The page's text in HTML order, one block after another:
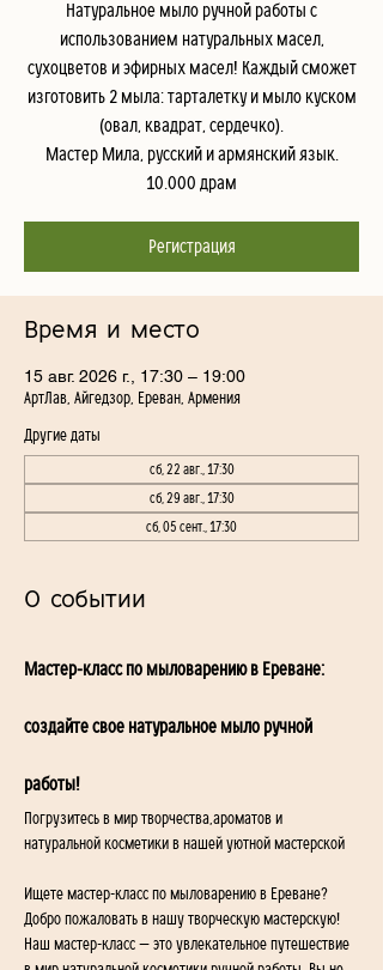
Натуральное мыло ручной работы с
использованием натуральных масел,
сухоцветов и эфирных масел! Каждый сможет
изготовить 2 мыла: тарталетку и мыло куском
(овал, квадрат, сердечко).
Мастер Мила, русский и армянский язык.
10.000 драм
Регистрация
Время и место
15 авг. 2026 г., 17:30 – 19:00
АртЛав, Айгедзор, Ереван, Армения
Другие даты
сб, 22 авг., 17:30
сб, 29 авг., 17:30
сб, 05 сент., 17:30
О событии
Мастер-класс по мыловарению в Ереване:
создайте свое натуральное мыло ручной
работы!
Погрузитесь в мир творчества,ароматов и
натуральной косметики в нашей уютной мастерской
Ищете мастер-класс по мыловарению в Ереване?
Добро пожаловать в нашу творческую мастерскую!
Наш мастер-класс — это увлекательное путешествие